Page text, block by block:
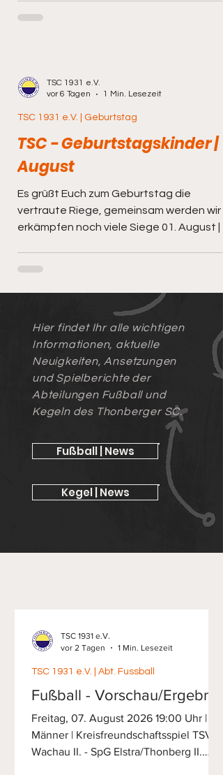
TSC - Geburtstagskinder |
August
Es grüßt Euch zum Geburtstag die
vertraute Riege, gemeinsam werden wir
erkämpfen noch viele Siege 01. August |
Rölz 06. August | Peter Richter 06. August
Karl Pohst 07. August | Eduard Winkler 08.
August | Marcus Schmidt 08. August |
Funke 08. August | Tobias Förster 09.
August | Jannis Krahl 09. August | Ronja
Seibt 11. August | Nico
TSC 1931 e.V. | Geburtstag
TSC 1931 e.V.
vor 6 Tagen
1 Min. Lesezeit
Hier findet Ihr alle wichtigen
Informationen, aktuelle
Neuigkeiten, Ansetzungen
und Spielberichte der
Abteilungen Fußball und
Kegeln des Thonberger SC.
Fußball | News
Kegel | News
Fußball - Vorschau/Ergebnis
Freitag, 07. August 2026 19:00 Uhr | 2.
Männer | Kreisfreundschaftsspiel TSV
Wachau II. - SpG Elstra/Thonberg II.
TSC 1931 e.V. | Abt. Fussball
TSC 1931 e.V.
vor 2 Tagen
1 Min. Lesezeit